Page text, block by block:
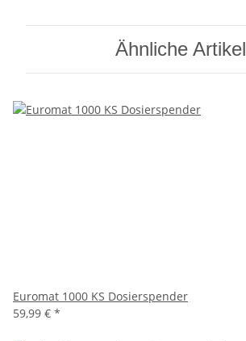
Ähnliche Artikel
Euromat 1000 KS Dosierspender
59,99 € *